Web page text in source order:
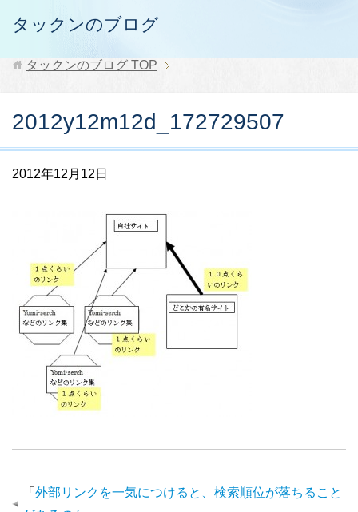
タックンのブログ
タックンのブログ TOP
2012y12m12d_172729507
2012年12月12日
「 外部リンクを一気につけると、検索順位が落ちること